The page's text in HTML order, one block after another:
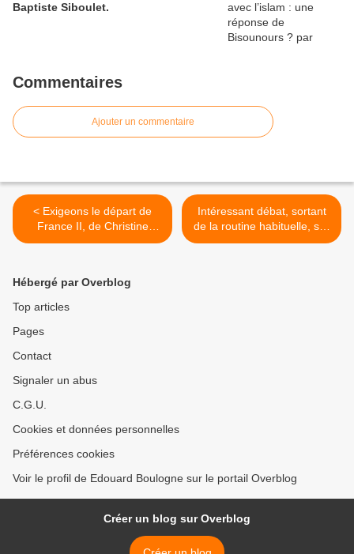
Baptiste Siboulet.
Commentaires
Ajouter un commentaire
< Exigeons le départ de
France II, de Christine
Angot et de Laurent
Intéressant débat, sortant
de la routine habituelle, sur
LCI à propos de la lutte
Hébergé par Overblog
Top articles
Pages
Contact
Signaler un abus
C.G.U.
Cookies et données personnelles
Préférences cookies
Voir le profil de Edouard Boulogne sur le portail Overblog
Créer un blog sur Overblog